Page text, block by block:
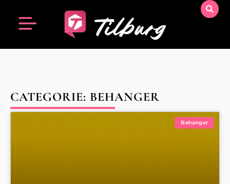
CATEGORIE: BEHANGER
Behanger